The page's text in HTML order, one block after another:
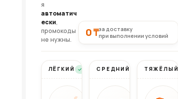
я
автоматич
ески,
промокоды
не нужны.
0 ₸за доставку
при выполнении условий
ЛЁГКИЙ Бесплатно
Вес до 10 кг
СРЕДНИЙ Бесплатно
Вес 10–20 кг
ТЯЖЁЛЫЙ